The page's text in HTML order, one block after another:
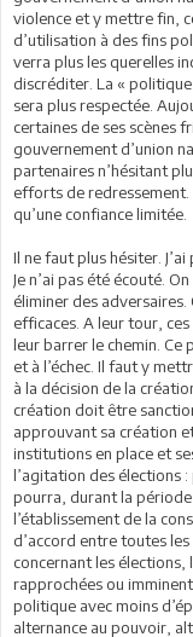
violence et y mettre fin,
d’utilisation à des fins
verra plus les querelles
discréditer. La «
sera plus respectée.
certaines de ses scènes
gouvernement d’union
partenaires n’hésitant
efforts de redressement.
qu’une confiance limitée.
Il ne faut plus hésiter.
Je n’ai pas été écouté.
éliminer des
efficaces. A leur tour,
leur barrer le chemin. Ce
et à l’échec. Il faut y
à la décision de la
création doit être
approuvant sa création
institutions en place et
l’agitation des élections
pourra, durant la
l’établissement de la
d’accord entre toutes
concernant les élections,
rapprochées ou
politique avec moins
alternance au pouvoir,